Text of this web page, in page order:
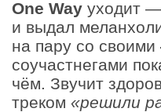
One Way уходит
и выдал
на пару со своими
соучастнегами
чём. Звучит
треком «решили